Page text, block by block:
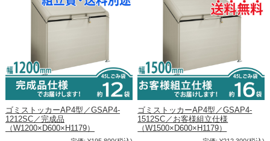
ゴミストッカーAP4型／GSAP4-
1212SC／完成品
（W1200×D600×H1179）
ゴミストッカーAP4型／GSAP4-
1512SC／お客様組立仕様
（W1500×D600×H1179）